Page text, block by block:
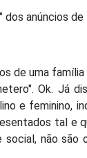
anúncios de
de uma
Ok. Já
e feminino,
tal e
não são